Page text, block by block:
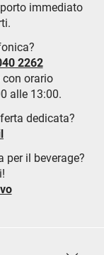
immediato
2262
orario
alle 13:00.
dedicata?
per il beverage?